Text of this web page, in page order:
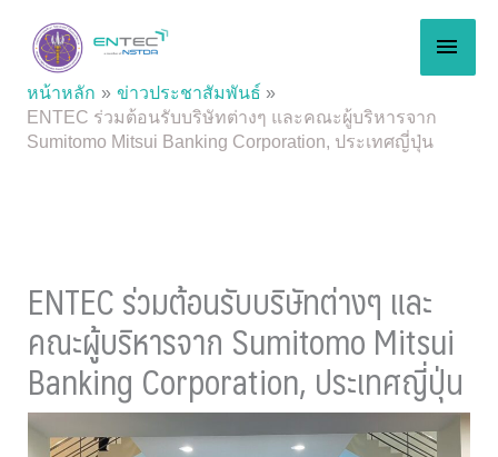
content
หน้าหลัก
ข่าวประชาสัมพันธ์
ENTEC ร่วมต้อนรับบริษัทต่างๆ และคณะผู้บริหารจาก
Sumitomo Mitsui Banking Corporation, ประเทศญี่ปุ่น
ENTEC ร่วมต้อนรับบริษัทต่างๆ และ
คณะผู้บริหารจาก Sumitomo Mitsui
Banking Corporation, ประเทศญี่ปุ่น